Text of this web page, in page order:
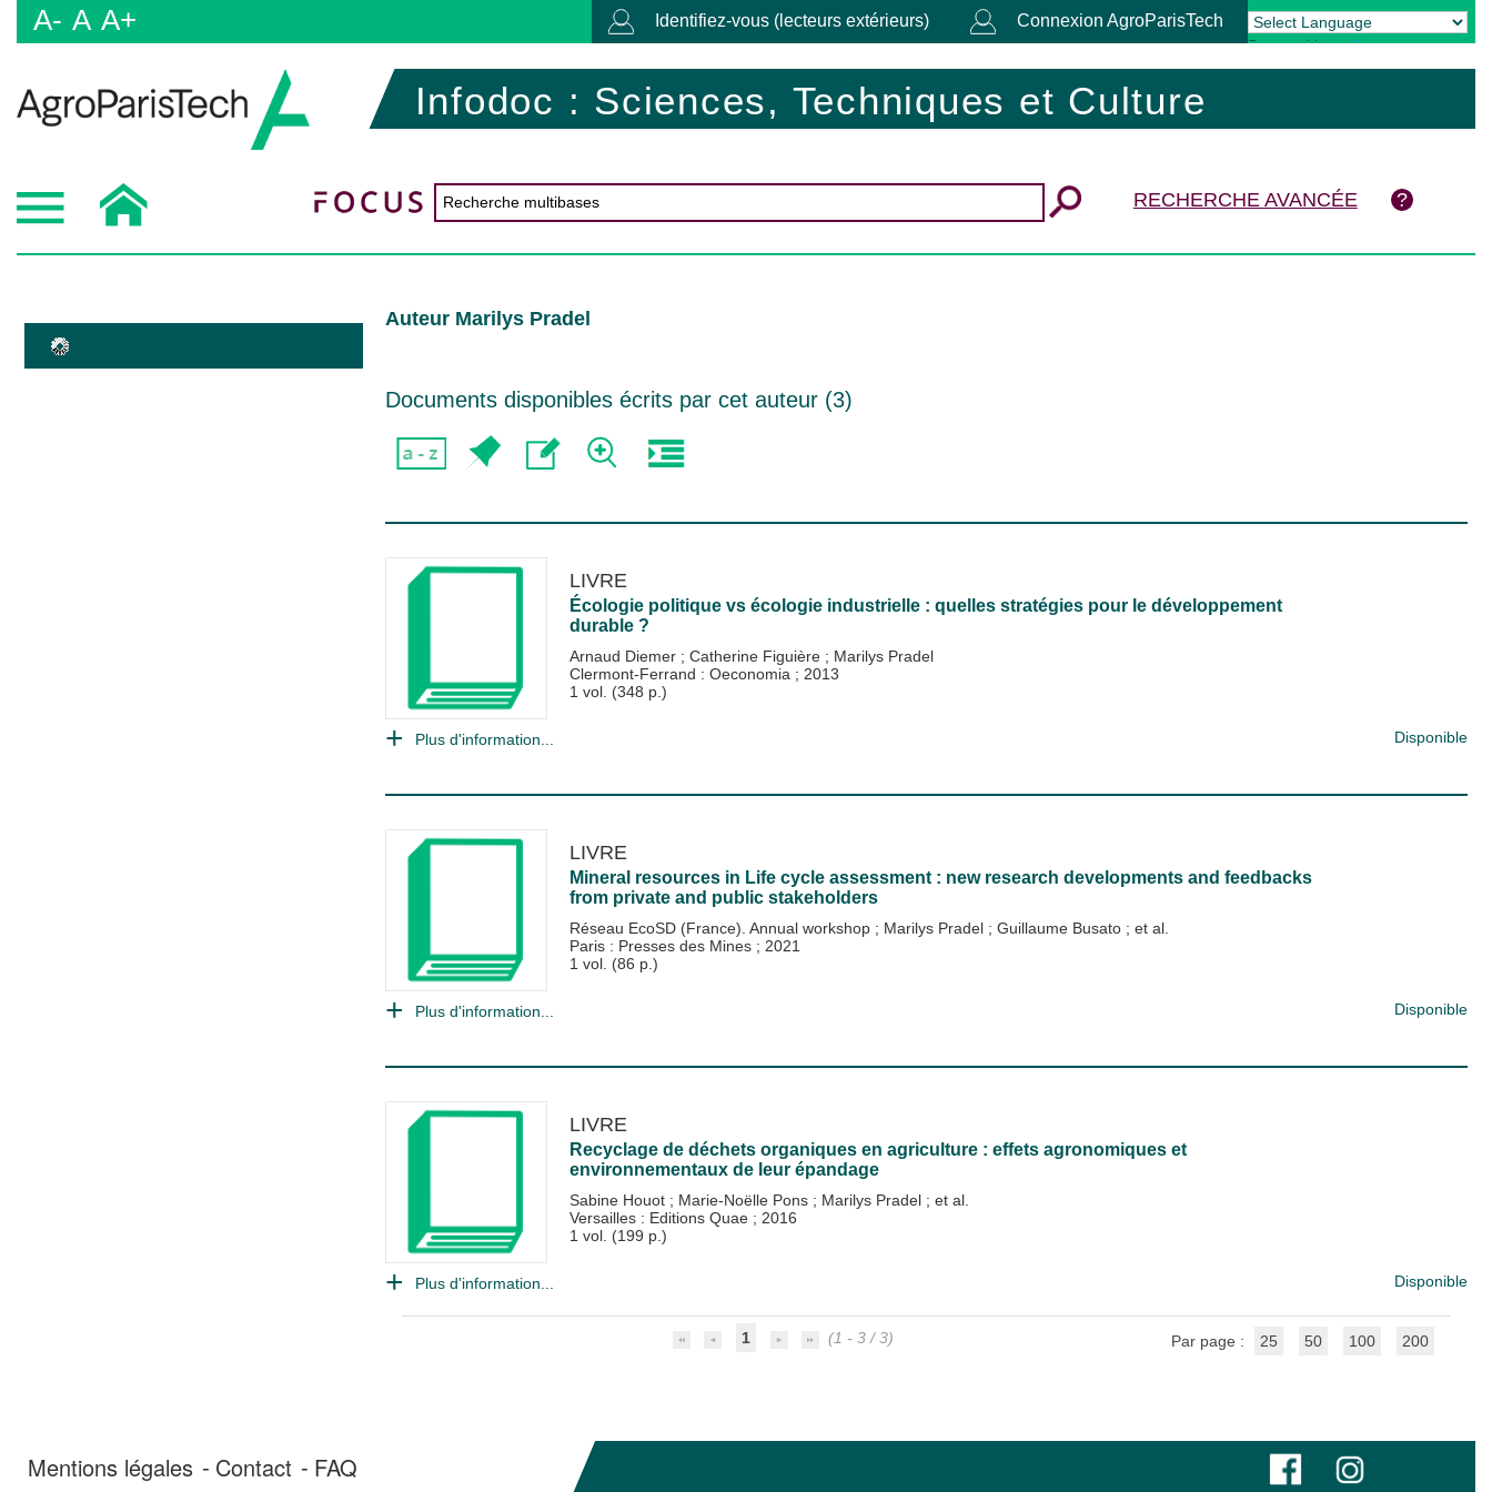
A- A A+ Identifiez-vous (lecteurs extérieurs) Connexion AgroParisTech
Powered by Translate
Infodoc : Sciences, Techniques et Culture
RECHERCHE AVANCÉE
Auteur Marilys Pradel
Documents disponibles écrits par cet auteur (3)
LIVRE
Écologie politique vs écologie industrielle : quelles stratégies pour le développement
durable ?
Arnaud Diemer ; Catherine Figuière ; Marilys Pradel
Clermont-Ferrand : Oeconomia ; 2013
1 vol. (348 p.)
Plus d'information... Disponible
LIVRE
Mineral resources in Life cycle assessment : new research developments and feedbacks
from private and public stakeholders
Réseau EcoSD (France). Annual workshop ; Marilys Pradel ; Guillaume Busato ; et al.
Paris : Presses des Mines ; 2021
1 vol. (86 p.)
Plus d'information... Disponible
LIVRE
Recyclage de déchets organiques en agriculture : effets agronomiques et
environnementaux de leur épandage
Sabine Houot ; Marie-Noëlle Pons ; Marilys Pradel ; et al.
Versailles : Editions Quae ; 2016
1 vol. (199 p.)
Plus d'information... Disponible
1 (1 - 3 / 3) Par page : 25 50 100 200
Mentions légales Contact FAQ